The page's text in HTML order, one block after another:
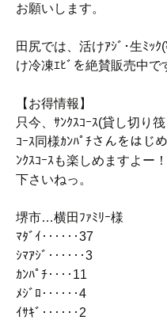
お願いします。
田尻では、活けｱｼﾞ･生ﾐｯ
け冷凍ｴﾋﾞを絶賛販売中で
【お得情報】
只今、ｻﾝｸｽｺｰｽ(貸し切り
ｺｰｽ同様ｶﾝﾊﾟﾁさんをはじ
ﾝｸｽｺｰｽも楽しめますよー
下さいねっ。
堺市…横田ﾌｧﾐﾘｰ様
ﾏﾀﾞｲ‥‥‥37
ｼﾏｱｼﾞ‥‥‥3
ｶﾝﾊﾟﾁ‥‥11
ﾒｼﾞﾛ‥‥‥4
ｲｻｷﾞ‥‥‥2